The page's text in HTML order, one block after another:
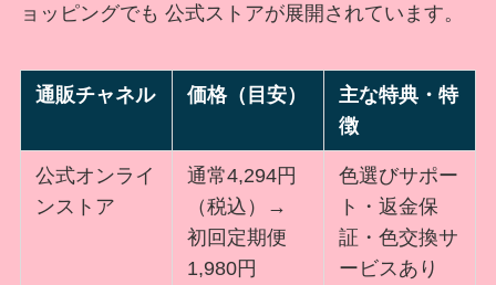
ョッピングでも 公式ストアが展開されています。
通販チャネル 価格（目安）
主な特典・特
徴
公式オンライ
ンストア
通常4,294円
（税込）→
初回定期便
1,980円
色選びサポー
ト・返金保
証・色交換サ
ービスあり